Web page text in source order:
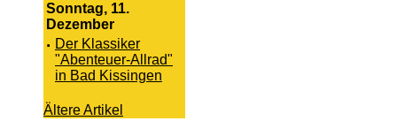
Sonntag, 11.
Dezember
· Der Klassiker
"Abenteuer-Allrad"
in Bad Kissingen
Ältere Artikel